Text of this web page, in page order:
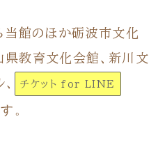
当館のほか砺波市文化
県教育文化会館、新川文
チケット for LINE
。